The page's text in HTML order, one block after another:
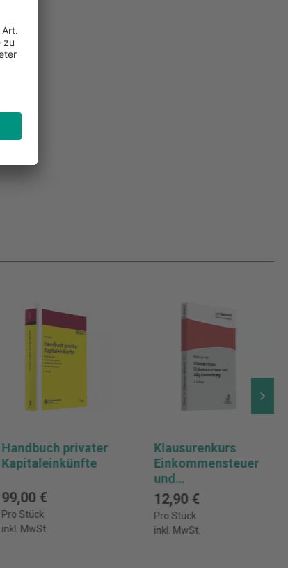
Handbuch privater
Kapitaleinkünfte
99,00 €
Pro Stück
inkl. MwSt.
Klausurenkurs
Einkommensteuer
und
Abgabenordnung
12,90 €
Pro Stück
inkl. MwSt.